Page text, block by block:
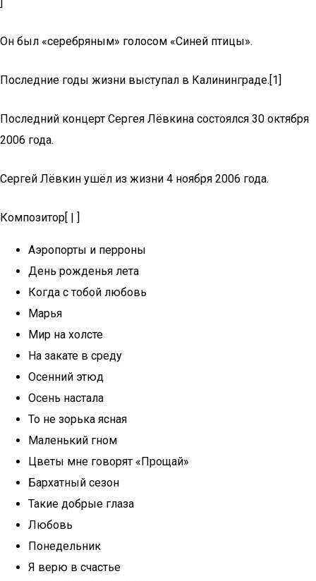
Он был «серебряным» голосом «Синей птицы».
Последние годы жизни выступал в Калининграде.[1]
Последний концерт Сергея Лёвкина состоялся 30 октября
2006 года.
Сергей Лёвкин ушёл из жизни 4 ноября 2006 года.
Композитор[ | ]
Аэропорты и перроны
День рожденья лета
Когда с тобой любовь
Марья
Мир на холсте
На закате в среду
Осенний этюд
Осень настала
То не зорька ясная
Маленький гном
Цветы мне говорят «Прощай»
Бархатный сезон
Такие добрые глаза
Любовь
Понедельник
Я верю в счастье